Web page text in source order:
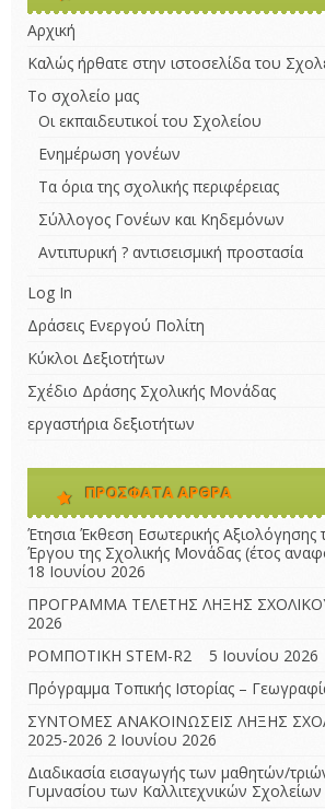
Αρχική
Καλώς ήρθατε στην ιστοσελίδα του
Το σχολείο μας
Οι εκπαιδευτικοί του Σχολείου
Ενημέρωση γονέων
Τα όρια της σχολικής περιφέρειας
Σύλλογος Γονέων και Κηδεμόνων
Αντιπυρική ? αντισεισμική προστασία
Log In
Δράσεις Ενεργού Πολίτη
Κύκλοι Δεξιοτήτων
Σχέδιο Δράσης Σχολικής Μονάδας
εργαστήρια δεξιοτήτων
ΠΡΌΣΦΑΤΑ ΆΡΘΡΑ
Έτησια Έκθεση Εσωτερικής Αξιολόγησης
Έργου της Σχολικής Μονάδας (έτος
18 Ιουνίου 2026
ΠΡΟΓΡΑΜΜΑ ΤΕΛΕΤΗΣ ΛΗΞΗΣ
2026
ΡΟΜΠΟΤΙΚΗ STEM-R2
5 Ιουνίου 2026
Πρόγραμμα Τοπικής Ιστορίας –
ΣΥΝΤΟΜΕΣ ΑΝΑΚΟΙΝΩΣΕΙΣ ΛΗΞΗΣ
2025-2026 2 Ιουνίου 2026
Διαδικασία εισαγωγής των μαθητών/
Γυμνασίου των Καλλιτεχνικών Σχολείων